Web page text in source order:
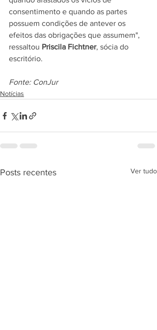
consentimento e quando as partes
possuem condições de antever os
efeitos das obrigações que assumem",
ressaltou Priscila Fichtner, sócia do
escritório.
Fonte: ConJur
Notícias
Posts recentes Ver tudo